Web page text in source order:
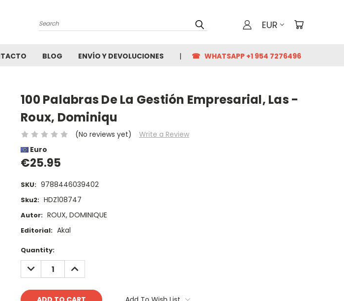
Search EUR
BLOG ENVÍO Y DEVOLUCIONES ☎ WHATSAPP +1 954 7276496
100 Palabras De La Gestión Empresarial, Las -
Roux, Dominiqu
(No reviews yet)
Write a Review
Euro
€25.95
SKU: 9788446039402
Sku2: HDZ108747
Autor: ROUX, DOMINIQUE
Editorial: Akal
Current
Stock:
Quantity:
DECREASE
QUANTITY:
INCREASE
QUANTITY: